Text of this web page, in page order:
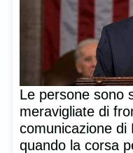
Le persone sono
meravigliate di
comunicazione
quando la corsa